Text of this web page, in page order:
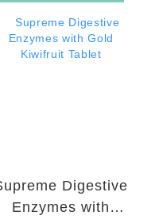
Digestive
Enzymes with